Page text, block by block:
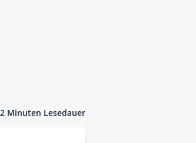
2 Minuten Lesedauer